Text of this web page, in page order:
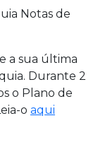
a sua última
Durante 2
o Plano de
o aqui